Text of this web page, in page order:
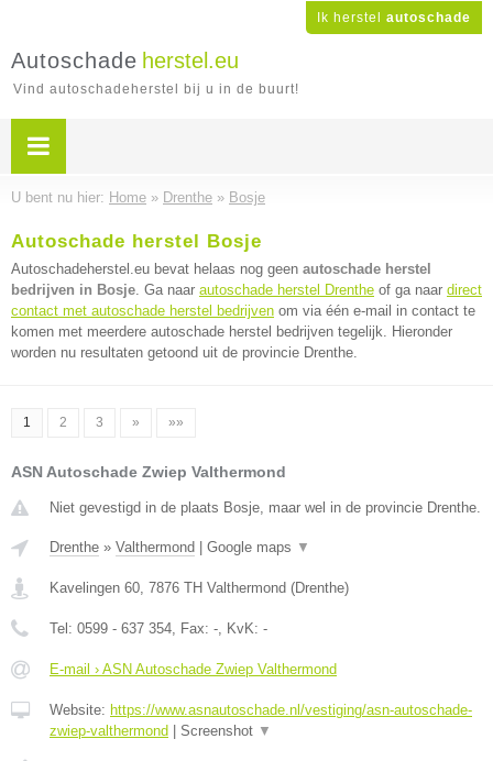
Ik herstel autoschade
Autoschade herstel.eu
Vind autoschadeherstel bij u in de buurt!
U bent nu hier: Home » Drenthe » Bosje
Autoschade herstel Bosje
Autoschadeherstel.eu bevat helaas nog geen autoschade herstel
bedrijven in Bosje. Ga naar autoschade herstel Drenthe of ga naar direct
contact met autoschade herstel bedrijven om via één e-mail in contact te
komen met meerdere autoschade herstel bedrijven tegelijk. Hieronder
worden nu resultaten getoond uit de provincie Drenthe.
1 2 3 » »»
ASN Autoschade Zwiep Valthermond
Niet gevestigd in de plaats Bosje, maar wel in de provincie Drenthe.
Drenthe » Valthermond Google maps ▼
Kavelingen 60, 7876 TH Valthermond (Drenthe)
Tel: 0599 - 637 354, Fax: -, KvK: -
E-mail › ASN Autoschade Zwiep Valthermond
Website: https://www.asnautoschade.nl/vestiging/asn-autoschade-
zwiep-valthermond
Screenshot ▼